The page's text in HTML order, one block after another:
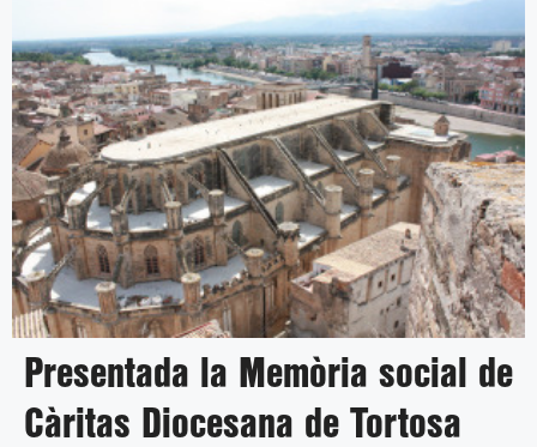
Presentada la Memòria social de
Càritas Diocesana de Tortosa